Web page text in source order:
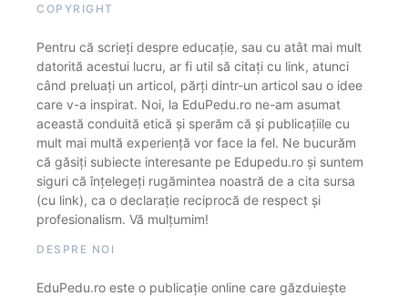
COPYRIGHT
Pentru că scrieți despre educație, sau cu atât mai mult
datorită acestui lucru, ar fi util să citați cu link, atunci
când preluați un articol, părți dintr-un articol sau o idee
care v-a inspirat. Noi, la EduPedu.ro ne-am asumat
această conduită etică și sperăm că și publicațiile cu
mult mai multă experiență vor face la fel. Ne bucurăm
că găsiți subiecte interesante pe Edupedu.ro și suntem
siguri că înțelegeți rugămintea noastră de a cita sursa
(cu link), ca o declarație reciprocă de respect și
profesionalism. Vă mulțumim!
DESPRE NOI
EduPedu.ro este o publicație online care găzduiește